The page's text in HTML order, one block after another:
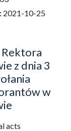
2021-10-25
z dnia 3
w
acts